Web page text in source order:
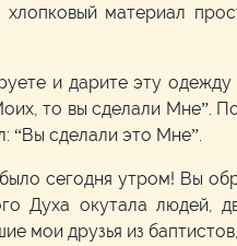
материал
и дарите эту
то вы сделали Мне”.
“Вы сделали это Мне”.
сегодня утром! Вы
Духа окутала людей,
мои друзья из